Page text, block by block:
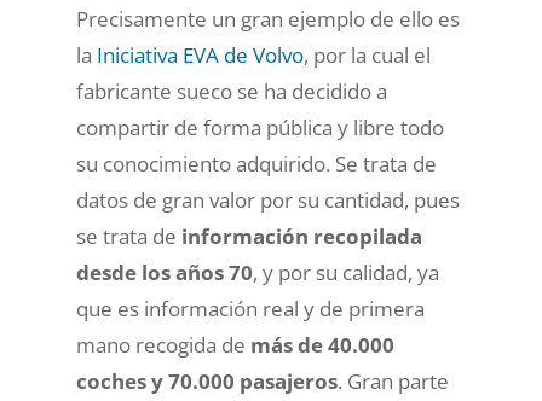
Precisamente un gran ejemplo de ello es
la Iniciativa EVA de Volvo, por la cual el
fabricante sueco se ha decidido a
compartir de forma pública y libre todo
su conocimiento adquirido. Se trata de
datos de gran valor por su cantidad, pues
se trata de información recopilada
desde los años 70, y por su calidad, ya
que es información real y de primera
mano recogida de más de 40.000
coches y 70.000 pasajeros. Gran parte